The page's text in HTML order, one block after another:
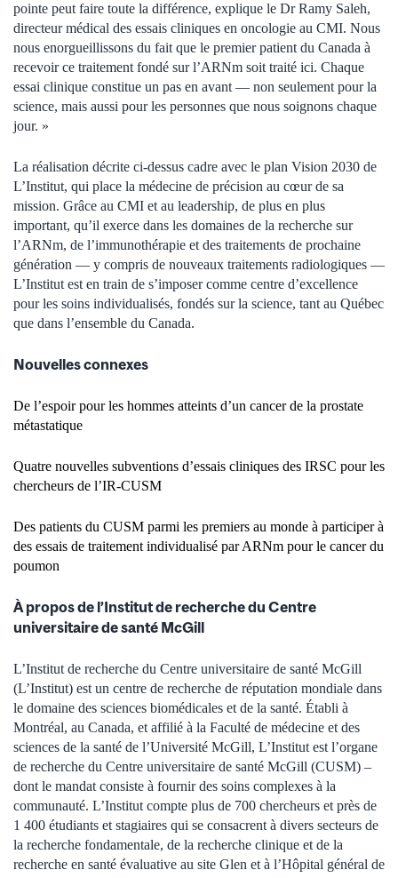
pointe peut faire toute la différence, explique le Dr Ramy Saleh,
directeur médical des essais cliniques en oncologie au CMI. Nous
nous enorgueillissons du fait que le premier patient du Canada à
recevoir ce traitement fondé sur l’ARNm soit traité ici. Chaque
essai clinique constitue un pas en avant — non seulement pour la
science, mais aussi pour les personnes que nous soignons chaque
jour. »
La réalisation décrite ci-dessus cadre avec le plan Vision 2030 de
L’Institut, qui place la médecine de précision au cœur de sa
mission. Grâce au CMI et au leadership, de plus en plus
important, qu’il exerce dans les domaines de la recherche sur
l’ARNm, de l’immunothérapie et des traitements de prochaine
génération — y compris de nouveaux traitements radiologiques —
L’Institut est en train de s’imposer comme centre d’excellence
pour les soins individualisés, fondés sur la science, tant au Québec
que dans l’ensemble du Canada.
Nouvelles connexes
De l’espoir pour les hommes atteints d’un cancer de la prostate
métastatique
Quatre nouvelles subventions d’essais cliniques des IRSC pour les
chercheurs de l’IR-CUSM
Des patients du CUSM parmi les premiers au monde à participer à
des essais de traitement individualisé par ARNm pour le cancer du
poumon
À propos de l’Institut de recherche du Centre
universitaire de santé McGill
L’Institut de recherche du Centre universitaire de santé McGill
(L’Institut) est un centre de recherche de réputation mondiale dans
le domaine des sciences biomédicales et de la santé. Établi à
Montréal, au Canada, et affilié à la Faculté de médecine et des
sciences de la santé de l’Université McGill, L’Institut est l’organe
de recherche du Centre universitaire de santé McGill (CUSM) –
dont le mandat consiste à fournir des soins complexes à la
communauté. L’Institut compte plus de 700 chercheurs et près de
1 400 étudiants et stagiaires qui se consacrent à divers secteurs de
la recherche fondamentale, de la recherche clinique et de la
recherche en santé évaluative au site Glen et à l’Hôpital général de